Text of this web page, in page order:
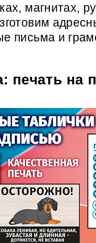
магнитах,
письма и
печать на